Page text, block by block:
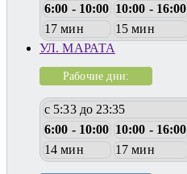
6:00 - 10:00 10:00 - 16:00
17 мин
15 мин
УЛ. МАРАТА
Рабочие дни:
с 5:33 до 23:35
6:00 - 10:00 10:00 - 16:00
14 мин
17 мин